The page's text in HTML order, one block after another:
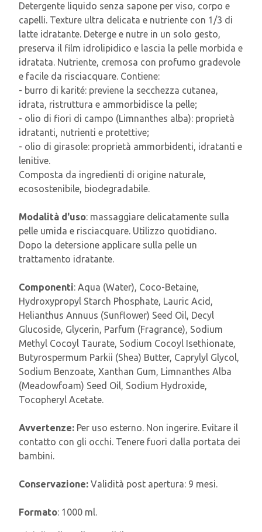
Detergente liquido senza sapone per viso, corpo e
capelli. Texture ultra delicata e nutriente con 1/3 di
latte idratante. Deterge e nutre in un solo gesto,
preserva il film idrolipidico e lascia la pelle morbida e
idratata. Nutriente, cremosa con profumo gradevole
e facile da risciacquare. Contiene:
- burro di karité: previene la secchezza cutanea,
idrata, ristruttura e ammorbidisce la pelle;
- olio di fiori di campo (Limnanthes alba): proprietà
idratanti, nutrienti e protettive;
- olio di girasole: proprietà ammorbidenti, idratanti e
lenitive.
Composta da ingredienti di origine naturale,
ecosostenibile, biodegradabile.
Modalità d'uso: massaggiare delicatamente sulla
pelle umida e risciacquare. Utilizzo quotidiano.
Dopo la detersione applicare sulla pelle un
trattamento idratante.
Componenti: Aqua (Water), Coco-Betaine,
Hydroxypropyl Starch Phosphate, Lauric Acid,
Helianthus Annuus (Sunflower) Seed Oil, Decyl
Glucoside, Glycerin, Parfum (Fragrance), Sodium
Methyl Cocoyl Taurate, Sodium Cocoyl Isethionate,
Butyrospermum Parkii (Shea) Butter, Caprylyl Glycol,
Sodium Benzoate, Xanthan Gum, Limnanthes Alba
(Meadowfoam) Seed Oil, Sodium Hydroxide,
Tocopheryl Acetate.
Avvertenze: Per uso esterno. Non ingerire. Evitare il
contatto con gli occhi. Tenere fuori dalla portata dei
bambini.
Conservazione: Validità post apertura: 9 mesi.
Formato: 1000 ml.